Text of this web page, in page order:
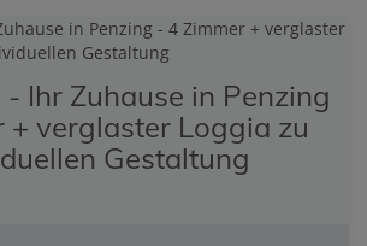
Ihr Zuhause in Penzing
+ verglaster Loggia zu
Gestaltung